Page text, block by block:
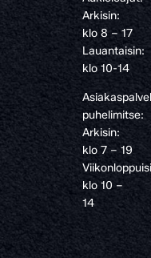
Arkisin:
klo 8 – 17
Lauantaisin:
klo 10-14
puhelimitse:
Arkisin:
klo 7 – 19
klo 10 –
14